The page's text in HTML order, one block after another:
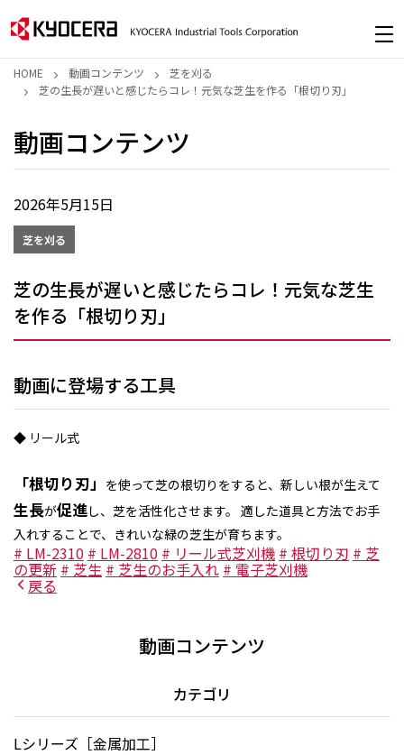
HOME 動画コンテンツ
芝を刈る
芝の生長が遅いと感じたらコレ！元気な芝生を作る「根切り刃」
動画コンテンツ
2026年5月15日
芝を刈る
芝の生長が遅いと感じたらコレ！元気な芝生
を作る「根切り刃」
動画に登場する工具
◆ リール式
「根切り刃」 を使って芝の根切りをすると、新しい根が生えて
生長が促進し、芝を活性化させます。 適した道具と方法でお手
入れすることで、きれいな緑の芝生が育ちます。
# LM-2310 # LM-2810 # リール式芝刈機 # 根切り刃 # 芝
の更新 # 芝生 # 芝生のお手入れ # 電子芝刈機
戻る
動画コンテンツ
カテゴリ
Lシリーズ［金属加工］